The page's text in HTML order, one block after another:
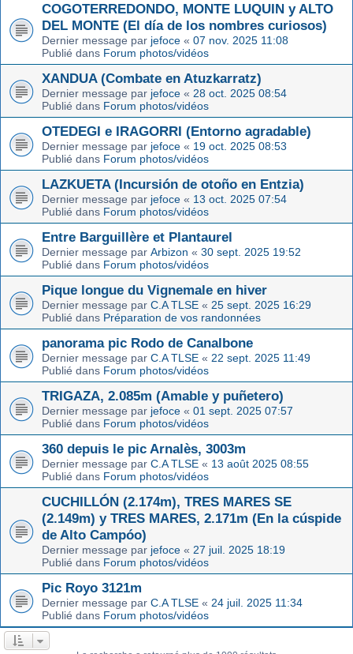
COGOTERREDONDO, MONTE LUQUIN y ALTO
DEL MONTE (El día de los nombres curiosos)
Dernier message par jefoce « 07 nov. 2025 11:08
Publié dans Forum photos/vidéos
XANDUA (Combate en Atuzkarratz)
Dernier message par jefoce « 28 oct. 2025 08:54
Publié dans Forum photos/vidéos
OTEDEGI e IRAGORRI (Entorno agradable)
Dernier message par jefoce « 19 oct. 2025 08:53
Publié dans Forum photos/vidéos
LAZKUETA (Incursión de otoño en Entzia)
Dernier message par jefoce « 13 oct. 2025 07:54
Publié dans Forum photos/vidéos
Entre Barguillère et Plantaurel
Dernier message par Arbizon « 30 sept. 2025 19:52
Publié dans Forum photos/vidéos
Pique longue du Vignemale en hiver
Dernier message par C.A TLSE « 25 sept. 2025 16:29
Publié dans Préparation de vos randonnées
panorama pic Rodo de Canalbone
Dernier message par C.A TLSE « 22 sept. 2025 11:49
Publié dans Forum photos/vidéos
TRIGAZA, 2.085m (Amable y puñetero)
Dernier message par jefoce « 01 sept. 2025 07:57
Publié dans Forum photos/vidéos
360 depuis le pic Arnalès, 3003m
Dernier message par C.A TLSE « 13 août 2025 08:55
Publié dans Forum photos/vidéos
CUCHILLÓN (2.174m), TRES MARES SE
(2.149m) y TRES MARES, 2.171m (En la cúspide
de Alto Campóo)
Dernier message par jefoce « 27 juil. 2025 18:19
Publié dans Forum photos/vidéos
Pic Royo 3121m
Dernier message par C.A TLSE « 24 juil. 2025 11:34
Publié dans Forum photos/vidéos